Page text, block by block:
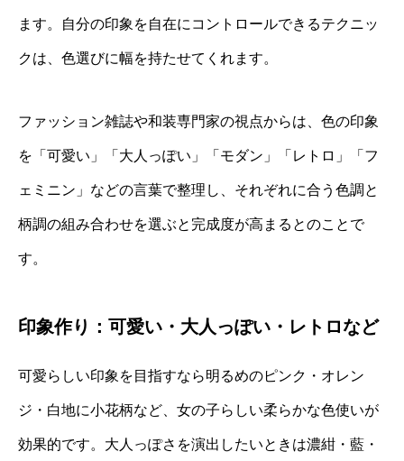
ます。自分の印象を自在にコントロールできるテクニッ
クは、色選びに幅を持たせてくれます。
ファッション雑誌や和装専門家の視点からは、色の印象
を「可愛い」「大人っぽい」「モダン」「レトロ」「フ
ェミニン」などの言葉で整理し、それぞれに合う色調と
柄調の組み合わせを選ぶと完成度が高まるとのことで
す。
印象作り：可愛い・大人っぽい・レトロなど
可愛らしい印象を目指すなら明るめのピンク・オレン
ジ・白地に小花柄など、女の子らしい柔らかな色使いが
効果的です。大人っぽさを演出したいときは濃紺・藍・